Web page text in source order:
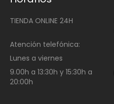
TIENDA ONLINE 24H
Atención telefónica:
Lunes a viernes
9.00h a 13:30h y 15:30h a
20:00h